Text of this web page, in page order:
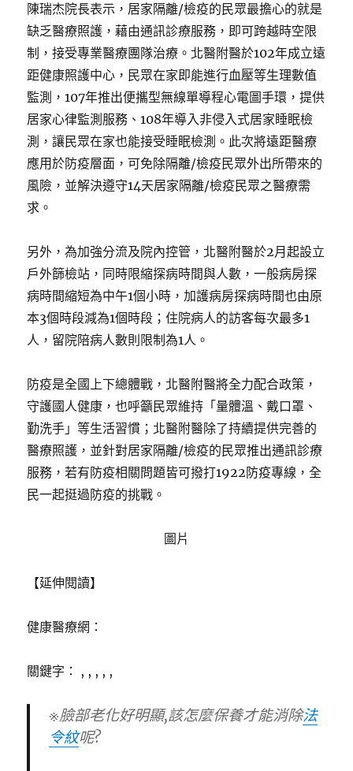
陳瑞杰院長表示，居家隔離/檢疫的民眾最擔心的就是
缺乏醫療照護，藉由通訊診療服務，即可跨越時空限
制，接受專業醫療團隊治療。北醫附醫於102年成立遠
距健康照護中心，民眾在家即能進行血壓等生理數值
監測，107年推出便攜型無線單導程心電圖手環，提供
居家心律監測服務、108年導入非侵入式居家睡眠檢
測，讓民眾在家也能接受睡眠檢測。此次將遠距醫療
應用於防疫層面，可免除隔離/檢疫民眾外出所帶來的
風險，並解決遵守14天居家隔離/檢疫民眾之醫療需
求。
另外，為加強分流及院內控管，北醫附醫於2月起設立
戶外篩檢站，同時限縮探病時間與人數，一般病房探
病時間縮短為中午1個小時，加護病房探病時間也由原
本3個時段減為1個時段；住院病人的訪客每次最多1
人，留院陪病人數則限制為1人。
防疫是全國上下總體戰，北醫附醫將全力配合政策，
守護國人健康，也呼籲民眾維持「量體溫、戴口罩、
勤洗手」等生活習慣；北醫附醫除了持續提供完善的
醫療照護，並針對居家隔離/檢疫的民眾推出通訊診療
服務，若有防疫相關問題皆可撥打1922防疫專線，全
民一起挺過防疫的挑戰。
圖片
【延伸閱讀】
健康醫療網：
關鍵字： , , , , ,
※臉部老化好明顯,該怎麼保養才能消除法
令紋呢?